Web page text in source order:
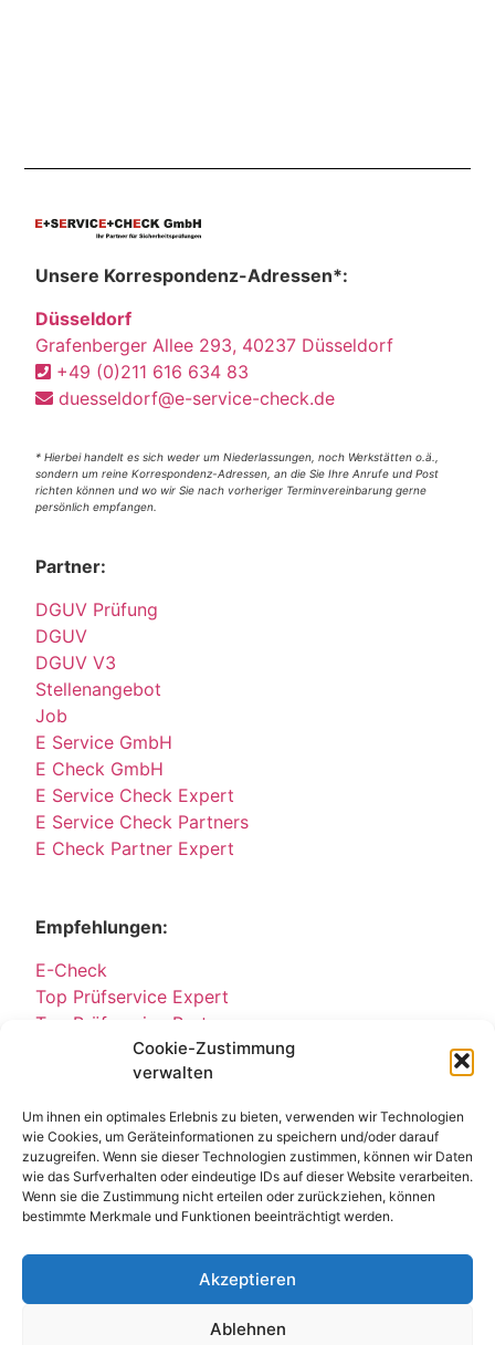
Cookie-Zustimmung
verwalten
Um ihnen ein optimales Erlebnis zu bieten, verwenden wir Technologien
wie Cookies, um Geräteinformationen zu speichern und/oder darauf
zuzugreifen. Wenn sie dieser Technologien zustimmen, können wir Daten
wie das Surfverhalten oder eindeutige IDs auf dieser Website verarbeiten.
Wenn sie die Zustimmung nicht erteilen oder zurückziehen, können
bestimmte Merkmale und Funktionen beeinträchtigt werden.
Akzeptieren
Ablehnen
Unsere Korrespondenz-Adressen*:
Düsseldorf
Grafenberger Allee 293, 40237 Düsseldorf
+49 (0)211 616 634 83
duesseldorf@e-service-check.de
* Hierbei handelt es sich weder um Niederlassungen, noch Werkstätten o.ä.,
sondern um reine Korrespondenz-Adressen, an die Sie Ihre Anrufe und Post
richten können und wo wir Sie nach vorheriger Terminvereinbarung gerne
persönlich empfangen.
Partner:
DGUV Prüfung
DGUV
DGUV V3
Stellenangebot
Job
E Service GmbH
E Check GmbH
E Service Check Expert
E Service Check Partners
E Check Partner Expert
Empfehlungen:
E-Check
Top Prüfservice Expert
Top Prüfservice Partners
Top Prüfservice GmbH
Sicherheitsprüfungen Partners
Prüfung E-Check Expert
Prüfung elektrischer Anlagen